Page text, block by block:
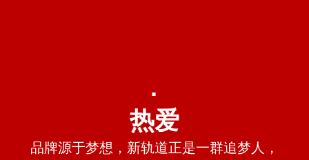
·
热爱
品牌源于梦想，新轨道正是一群追梦人，